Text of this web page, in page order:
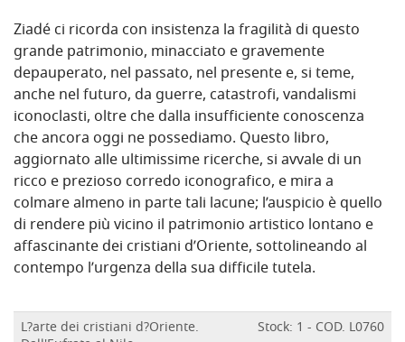
Ziadé ci ricorda con insistenza la fragilità di questo
grande patrimonio, minacciato e gravemente
depauperato, nel passato, nel presente e, si teme,
anche nel futuro, da guerre, catastrofi, vandalismi
iconoclasti, oltre che dalla insufficiente conoscenza
che ancora oggi ne possediamo. Questo libro,
aggiornato alle ultimissime ricerche, si avvale di un
ricco e prezioso corredo iconografico, e mira a
colmare almeno in parte tali lacune; l’auspicio è quello
di rendere più vicino il patrimonio artistico lontano e
affascinante dei cristiani d’Oriente, sottolineando al
contempo l’urgenza della sua difficile tutela.
L?arte dei cristiani d?Oriente.
Stock: 1 - COD. L0760